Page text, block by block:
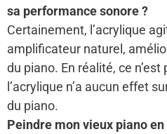
sa performance sonore ?
Certainement, l’acrylique
amplificateur naturel,
du piano. En réalité, ce n’est
l’acrylique n’a aucun effet
du piano.
Peindre mon vieux piano